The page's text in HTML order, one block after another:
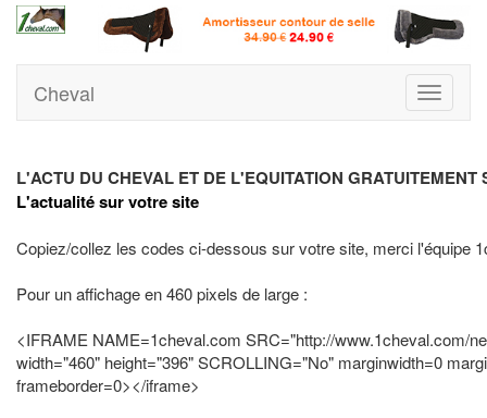
Toggle
Cheval
L'ACTU DU CHEVAL ET DE L'EQUITATION GRATUITEMENT
L'actualité sur votre site
Copiez/collez les codes ci-dessous sur votre site, merci l'équipe
Pour un affichage en 460 pixels de large :
<IFRAME NAME=1cheval.com SRC="http://www.1cheval.com/
width="460" height="396" SCROLLING="No" marginwidth=0
frameborder=0></iframe>